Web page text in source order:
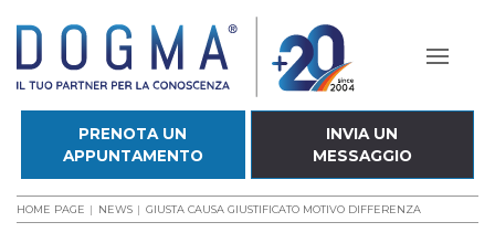
PRENOTA UN
APPUNTAMENTO
INVIA UN
MESSAGGIO
HOME PAGE NEWS GIUSTA CAUSA GIUSTIFICATO MOTIVO DIFFERENZA